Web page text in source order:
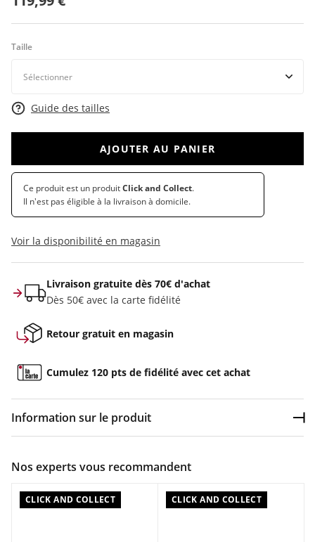
Taille
Guide des tailles
AJOUTER AU PANIER
Ce produit est un produitClick and Collect.
Il n'est pas éligible à la livraison à domicile.
Voir la disponibilité en magasin
Livraison gratuite dès 70€ d'achat
Dès 50€ avec la carte fidélité
Retour gratuit en magasin
Cumulez 120 pts de fidélité avec cet achat
Information sur le produit
intermédiaire en nylon renforcé de fibres de verre, Semelle
Nos experts vous recommandent
CLICK AND COLLECT CLICK AND COLLECT